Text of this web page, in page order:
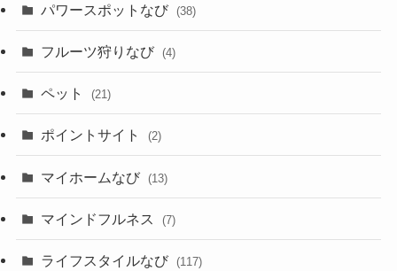
パワースポットなび (38)
フルーツ狩りなび (4)
ペット (21)
ポイントサイト (2)
マイホームなび (13)
マインドフルネス (7)
ライフスタイルなび (117)